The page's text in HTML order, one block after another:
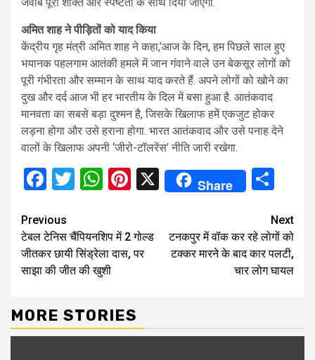
जवाब पूरी शक्ति और स्पष्टता के साथ दिया जाएगा.
अमित शाह ने पीड़ितों को याद किया
केंद्रीय गृह मंत्री अमित शाह ने कहा,’आज के दिन, हम पिछले साल हुए
भयानक पहलगाम आतंकी हमले में जान गंवाने वाले उन बेकसूर लोगों को
पूरी गंभीरता और सम्मान के साथ याद करते हैं. अपने लोगों को खोने का
दुख और दर्द आज भी हर भारतीय के दिल में बसा हुआ है. आतंकवाद
मानवता का सबसे बड़ा दुश्मन है, जिसके खिलाफ हमें एकजुट होकर
लड़ना होगा और उसे हराना होगा. भारत आतंकवाद और उसे पनाह देने
वालों के खिलाफ अपनी ‘जीरो-टॉलरेंस’ नीति जारी रखेगा.
Facebook
Twitter
WhatsApp
Pinterest
X Share
Continue
Reading
Previous
टेबल टेनिस चैंपियनशिप में 2 गोल्ड
जीतकर छायी सिंड्रेला दास, पर
साझा की जीत की खुशी
Next
टनकपुर में वॉक कर रहे लोगों को
टक्कर मारने के बाद कार पलटी,
चार लोग घायल
MORE STORIES